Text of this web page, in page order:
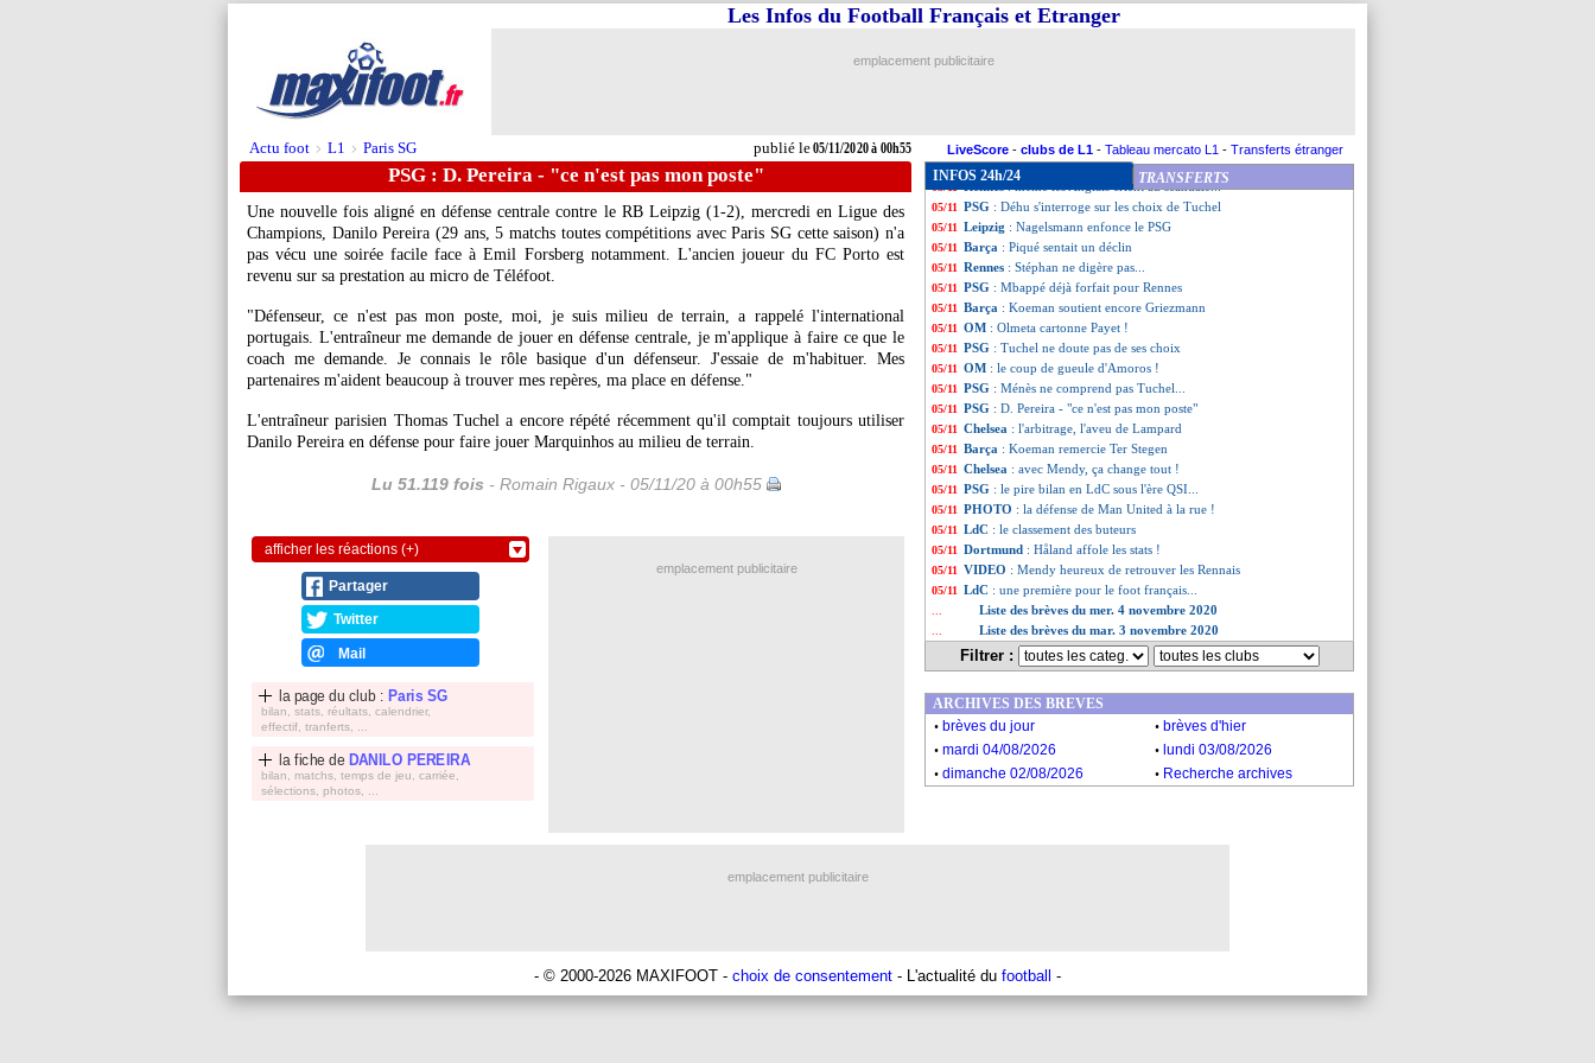
Actu foot > L1 > Paris SG publié le05/11/2020 à 00h55
Les Infos du Football Français et Etranger
emplacement publicitaire
LiveScore - clubs de L1 - Tableau mercato L1 - Transferts étranger
PSG : D. Pereira - "ce n'est pas mon poste"
Une nouvelle fois aligné en défense centrale contre le RB Leipzig (1-2), mercredi en Ligue des
Champions, Danilo Pereira (29 ans, 5 matchs toutes compétitions avec Paris SG cette saison) n'a
pas vécu une soirée facile face à Emil Forsberg notamment. L'ancien joueur du FC Porto est
revenu sur sa prestation au micro de Téléfoot.
"Défenseur, ce n'est pas mon poste, moi, je suis milieu de terrain, a rappelé l'international
portugais. L'entraîneur me demande de jouer en défense centrale, je m'applique à faire ce que le
coach me demande. Je connais le rôle basique d'un défenseur. J'essaie de m'habituer. Mes
partenaires m'aident beaucoup à trouver mes repères, ma place en défense."
L'entraîneur parisien Thomas Tuchel a encore répété récemment qu'il comptait toujours utiliser
Danilo Pereira en défense pour faire jouer Marquinhos au milieu de terrain.
Lu 51.119 fois - Romain Rigaux - 05/11/20 à 00h55
afficher les réactions (+)
Partager
Twitter
Mail
la page du club : Paris SG
bilan, stats, réultats, calendrier,
effectif, tranferts, ...
la fiche de DANILO PEREIRA
bilan, matchs, temps de jeu, carriée,
sélections, photos, ...
INFOS 24h/24 TRANSFERTS
05/11 EdF: la liste avec Fekir et Thuram !
05/11 OM: Villas-Boas reprend les détracteurs
05/11 EdF: Pioli "surpris" pour T. Hernandez
05/11 PSG: Riolo réclame la tête de Tuchel
05/11 Man Utd: Solskjaer condamne sa défense
: même les Anglais crient au scandale...
05/11 PSG : Déhu s'interroge sur les choix de Tuchel
05/11 Leipzig : Nagelsmann enfonce le PSG
05/11 Barça : Piqué sentait un déclin
05/11 Rennes : Stéphan ne digère pas...
05/11 PSG : Mbappé déjà forfait pour Rennes
05/11 Barça : Koeman soutient encore Griezmann
05/11 OM : Olmeta cartonne Payet !
05/11 PSG : Tuchel ne doute pas de ses choix
05/11 OM : le coup de gueule d'Amoros !
05/11 PSG : Ménès ne comprend pas Tuchel...
05/11 PSG : D. Pereira - "ce n'est pas mon poste"
05/11 Chelsea : l'arbitrage, l'aveu de Lampard
05/11 Barça : Koeman remercie Ter Stegen
05/11 Chelsea : avec Mendy, ça change tout !
05/11 PSG : le pire bilan en LdC sous l'ère QSI...
05/11 PHOTO : la défense de Man United à la rue !
05/11 LdC : le classement des buteurs
05/11 Dortmund : Håland affole les stats !
05/11 VIDEO : Mendy heureux de retrouver les Rennais
05/11 LdC : une première pour le foot français...
Liste des brèves du mer. 4 novembre 2020
Liste des brèves du mar. 3 novembre 2020
Filtrer :
emplacement publicitaire
ARCHIVES DES BREVES
. brèves du jour . brèves d'hier
. mardi 04/08/2026 . lundi 03/08/2026
. dimanche 02/08/2026 . Recherche archives
emplacement publicitaire
- © 2000-2026 MAXIFOOT - choix de consentement - L'actualité du football -